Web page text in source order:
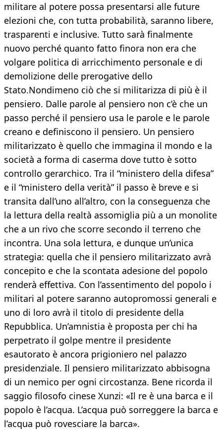
militare al potere possa presentarsi alle future
elezioni che, con tutta probabilità, saranno libere,
trasparenti e inclusive. Tutto sarà finalmente
nuovo perché quanto fatto finora non era che
volgare politica di arricchimento personale e di
demolizione delle prerogative dello
Stato.Nondimeno ciò che si militarizza di più è il
pensiero. Dalle parole al pensiero non c’è che un
passo perché il pensiero usa le parole e le parole
creano e definiscono il pensiero. Un pensiero
militarizzato è quello che immagina il mondo e la
società a forma di caserma dove tutto è sotto
controllo gerarchico. Tra il “ministero della difesa”
e il “ministero della verità” il passo è breve e si
transita dall’uno all’altro, con la conseguenza che
la lettura della realtà assomiglia più a un monolite
che a un rivo che scorre secondo il terreno che
incontra. Una sola lettura, e dunque un’unica
strategia: quella che il pensiero militarizzato avrà
concepito e che la scontata adesione del popolo
renderà effettiva. Con l’assentimento del popolo i
militari al potere saranno autopromossi generali e
uno di loro avrà il titolo di presidente della
Repubblica. Un’amnistia è proposta per chi ha
perpetrato il golpe mentre il presidente
esautorato è ancora prigioniero nel palazzo
presidenziale. Il pensiero militarizzato abbisogna
di un nemico per ogni circostanza. Bene ricorda il
saggio filosofo cinese Xunzi: «Il re è una barca e il
popolo è l’acqua. L’acqua può sorreggere la barca e
l’acqua può rovesciare la barca».